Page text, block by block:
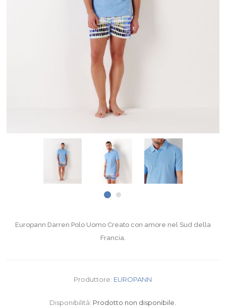
Europann Darren Polo Uomo Creato con amore nel Sud della
Francia.
Produttore: EUROPANN
Disponibilità: Prodotto non disponibile.